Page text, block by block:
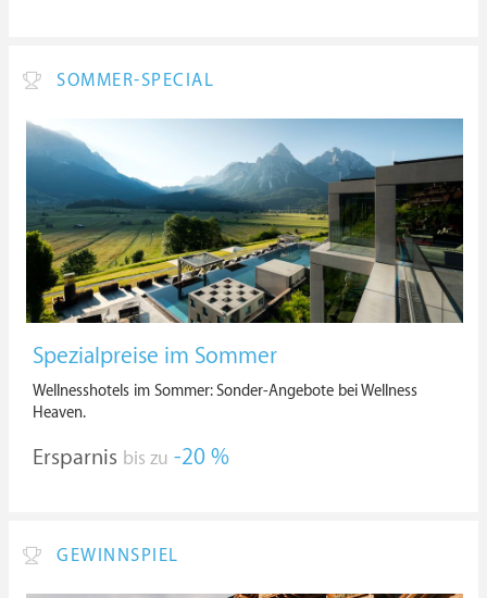
SOMMER-SPECIAL
Spezialpreise im Sommer
Wellnesshotels im Sommer: Sonder-Angebote bei Wellness
Heaven.
Ersparnis bis zu -20 %
GEWINNSPIEL